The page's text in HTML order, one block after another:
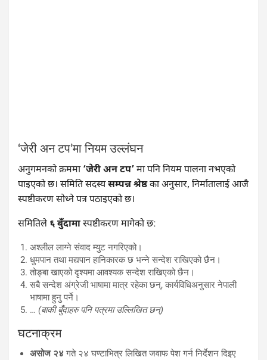
‘जेरी अन टप’मा नियम उल्लंघन
अनुगमनको क्रममा‘जेरी अन टप’ मा पनि नियम पालना नभएको
पाइएको छ। समिति सदस्यसम्पन्न श्रेष्ठका अनुसार, निर्मातालाई आजै
स्पष्टीकरण सोध्ने पत्र पठाइएको छ।
समितिले ६ बुँदामास्पष्टीकरण मागेको छ:
अश्लील लाग्ने संवाद म्युट नगरिएको।
धुमपान तथा मद्यपान हानिकारक छ भन्ने सन्देश राखिएको छैन।
तोङ्बा खाएको दृश्यमा आवश्यक सन्देश राखिएको छैन।
सबै सन्देश अंग्रेजी भाषामा मात्र रहेका छन्, कार्यविधिअनुसार नेपाली
भाषामा हुनु पर्ने।
… (बाकी बुँदाहरु पनि पत्रमा उल्लिखित छन्)
घटनाक्रम
असोज २४गते २४ घण्टाभित्र लिखित जवाफ पेश गर्न निर्देशन दिइए